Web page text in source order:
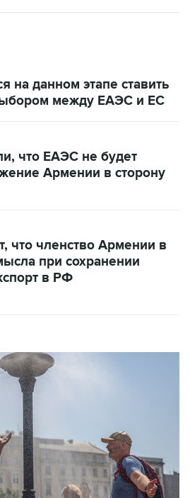
на данном этапе ставить
между ЕАЭС и ЕС
что ЕАЭС не будет
Армении в сторону
что членство Армении в
при сохранении
в РФ